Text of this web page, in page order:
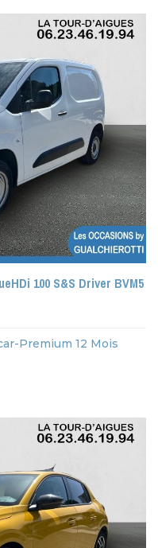
100 S&S Driver BVM5
Premium 12 Mois